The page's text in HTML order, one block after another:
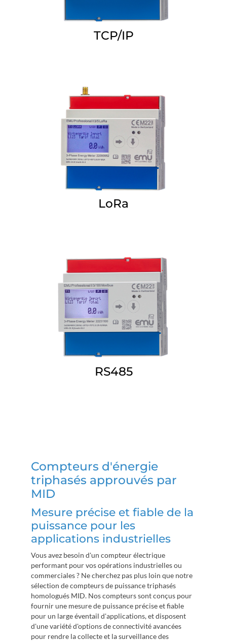
TCP/IP
LoRa
RS485
Compteurs d'énergie
triphasés approuvés par
MID
Mesure précise et fiable de la
puissance pour les
applications industrielles
Vous avez besoin d'un compteur électrique
performant pour vos opérations industrielles ou
commerciales ? Ne cherchez pas plus loin que notre
sélection de compteurs de puissance triphasés
homologués MID. Nos compteurs sont conçus pour
fournir une mesure de puissance précise et fiable
pour un large éventail d'applications, et disposent
d'une variété d'options de connectivité avancées
pour rendre la collecte et la surveillance des